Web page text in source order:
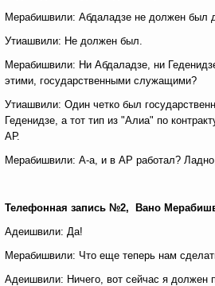
Мерабишвили: Абдаладзе не должен был
Утиашвили: Не должен был.
Мерабишвили: Ни Абдаладзе, ни
этими, государственными служащими?
Утиашвили: Один четко был
Геденидзе, а тот тип из "Алиа" по
АР.
Мерабишвили: А-а, и в АР работал?
Телефонная запись №2, Вано
Адеишвили: Да!
Мерабишвили: Что еще теперь нам
Адеишвили: Ничего, вот сейчас я должен